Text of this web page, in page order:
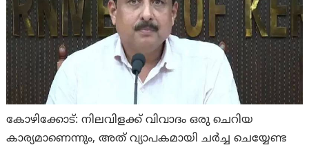
കോഴിക്കോട്: നിലവിളക്ക് വിവാദം ഒരു ചെറിയ
കാര്യമാണെന്നും, അത് വ്യാപകമായി ചര്‍ച്ച ചെയ്യേണ്ട